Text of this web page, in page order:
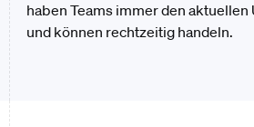
haben Teams immer den
und können rechtzeitig handeln.